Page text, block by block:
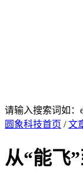
请输入搜索词如：
圆象科技首页 /文
从“能飞